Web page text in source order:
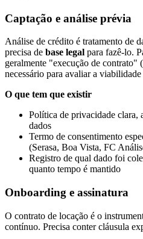
Captação e análise prévia
Análise de crédito é tratamento de
precisa de base legal para fazê-lo.
geralmente "execução de
necessário para avaliar a
O que tem que existir
Política de privacidade clara,
dados
Termo de consentimento
(Serasa, Boa Vista, FC
Registro de qual dado foi
quanto tempo é mantido
Onboarding e assinatura
O contrato de locação é o
contínuo. Precisa conter cláusula